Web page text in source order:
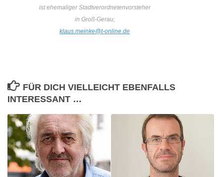
ist ehemaliger Stadtverordnetenvorsteher
in Groß-Gerau;
klaus.meinke@t-online.de
FÜR DICH VIELLEICHT EBENFALLS
INTERESSANT …